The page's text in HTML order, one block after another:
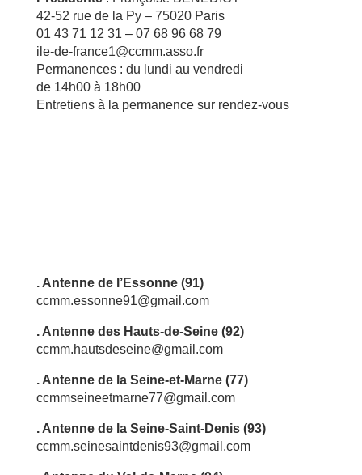
42-52 rue de la Py – 75020 Paris
01 43 71 12 31 – 07 68 96 68 79
ile-de-france1@ccmm.asso.fr
Permanences : du lundi au vendredi
de 14h00 à 18h00
Entretiens à la permanence sur rendez-vous
. Antenne de l’Essonne (91)
ccmm.essonne91@gmail.com
. Antenne des Hauts-de-Seine (92)
ccmm.hautsdeseine@gmail.com
. Antenne de la Seine-et-Marne (77)
ccmmseineetmarne77@gmail.com
. Antenne de la Seine-Saint-Denis (93)
ccmm.seinesaintdenis93@gmail.com